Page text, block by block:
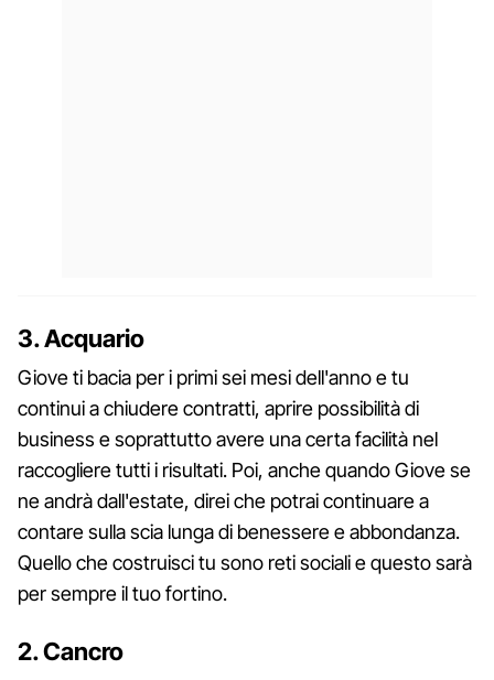
3. Acquario
Giove ti bacia per i primi sei mesi dell'anno e tu
continui a chiudere contratti, aprire possibilità di
business e soprattutto avere una certa facilità nel
raccogliere tutti i risultati. Poi, anche quando Giove se
ne andrà dall'estate, direi che potrai continuare a
contare sulla scia lunga di benessere e abbondanza.
Quello che costruisci tu sono reti sociali e questo sarà
per sempre il tuo fortino.
2. Cancro